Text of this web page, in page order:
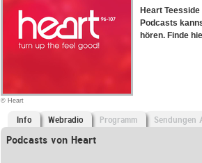
© Heart
Heart
Podcasts
hören. Finde
Info Webradio Programm Sendungen
Podcasts von Heart